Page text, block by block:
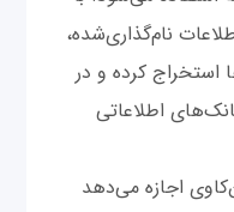
نام‌گذاری‌شده،
استخراج کرده و در
اطلاعاتی
اجازه می‌دهد